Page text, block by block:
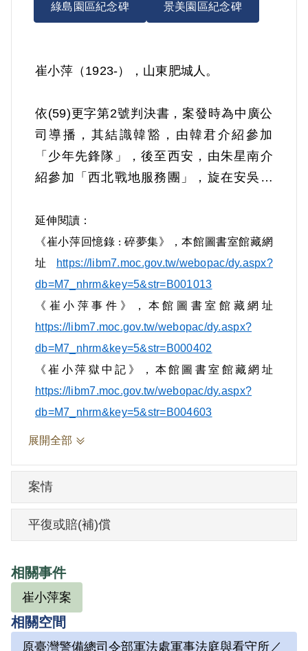
綠島園區紀念碑 景美園區紀念碑
崔小萍（1923-），山東肥城人。
依(59)更字第2號判決書，案發時為中廣公
司導播，其結識韓豁，由韓君介紹參加
「少年先鋒隊」，後至西安，由朱星南介
紹參加「西北戰地服務團」，旋在安吳堡
六中學第二分校時，曾參加「讀書會」，
經常集會研讀匪黨書籍《大眾哲學》、
《唯物辯證法》及討論時局，後轉入國立
劇專就讀，結識該校助教劉厚生，接受劉
厚生邀約參加「觀衆劇團」，並隨該劇團
來臺，在臺北市中山堂演出左傾話劇「淸
宮外史」、「雷雨」、「續弦夫人」、
「萬世師表」等，又在屏東糖廠演出「雷
雨」，隱射統治階級黑暗，煽惑工人掀起
階級鬥爭，暗示匪黨前途光明，從事為匪
宣傳。1968年6月5日被羈押。1969年經臺
第1項「意圖以非法之方法顛覆政府而著手
實行」判處無期徒刑，全部財產除各酌留
其家屬必需生活費外沒收之。1970年經國
防部發回更審，臺灣警備總司令部以《懲
方法顛覆政府而著手實行」判處有期徒刑
14年，全部財產除各酌留其家屬必需生活
費外沒收之。1975年經臺灣警備總司令部
裁定減處有期徒刑9年4月。1977年10月4
延伸閱讀 ：
《崔小萍回憶錄 :碎夢集》，本館圖書室館藏網
址
https://libm7.moc.gov.tw/webopac/dy.aspx?
db=M7_nhrm&key=5&str=B001013
《崔小萍事件》，本館圖書室館藏網址
https://libm7.moc.gov.tw/webopac/dy.aspx?
db=M7_nhrm&key=5&str=B000402
《崔小萍獄中記》
，本館圖書室館藏網址
https://libm7.moc.gov.tw/webopac/dy.aspx?
db=M7_nhrm&key=5&str=B004603
展開全部
案情
平復或賠(補)償
相關事件
崔小萍案
相關空間
原臺灣警備總司令部軍法處軍事法庭與看守所／